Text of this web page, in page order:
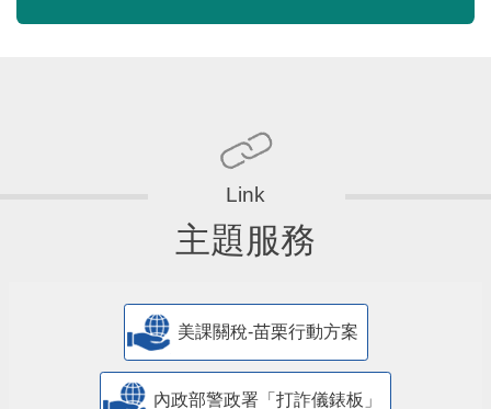
主題服務
美課關稅-苗栗行動方案
內政部警政署「打詐儀錶板」